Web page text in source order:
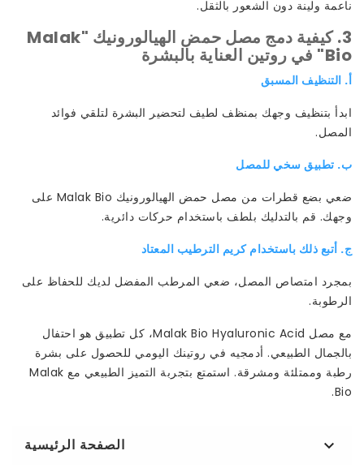
ناعمة ولينة دون الشعور بالثقل.
3. كيفية دمج مصل حمض الهيالورونيك "Malak
Bio" في روتين العناية بالبشرة
أ. التنظيف المسبق
ابدأ بتنظيف وجهك بمنظف لطيف لتحضير البشرة لتلقي فوائد
المصل.
ب. تطبيق سخي للمصل
ضعي بضع قطرات من مصل حمض الهيالورونيك Malak Bio على
وجهك. قم بالتدليك بلطف باستخدام حركات دائرية.
ج. أتبع ذلك باستخدام كريم الترطيب المعتاد
بمجرد امتصاص المصل، ضعي المرطب المفضل لديك للحفاظ على
الرطوبة.
مع مصل Malak Bio Hyaluronic Acid، كل تطبيق هو احتفال
بالجمال الطبيعي. أدمجيه في روتينك اليومي للحصول على بشرة
رطبة وممتلئة ومشرقة. استمتع بتجربة التميز الطبيعي مع Malak
Bio.
الصفحة الرئيسية 